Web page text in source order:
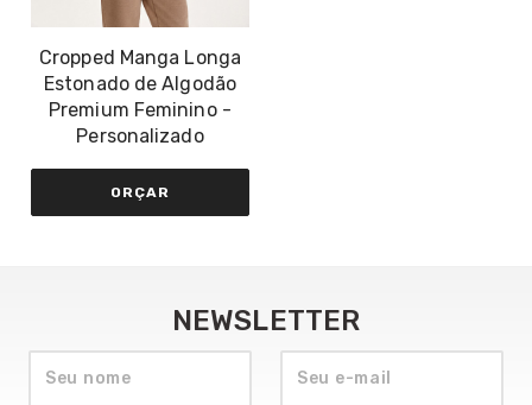
Cropped Manga Longa
Estonado de Algodão
Premium Feminino -
Personalizado
ORÇAR
NEWSLETTER